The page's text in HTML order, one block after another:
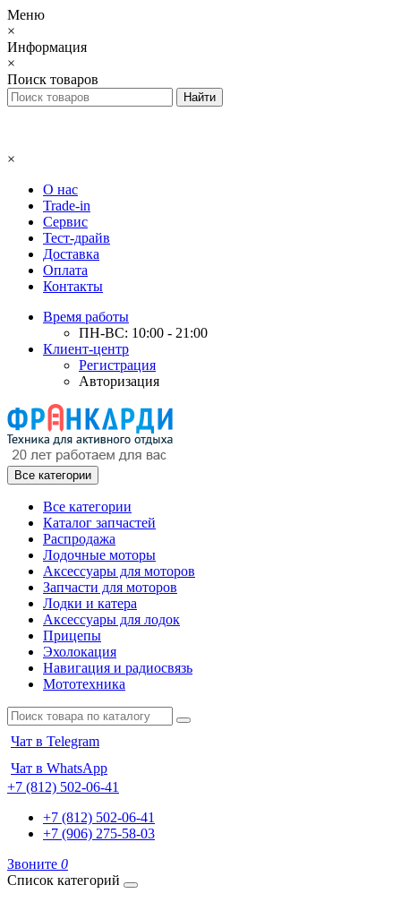
Меню
×
Информация
×
Поиск товаров
×
О нас
Trade-in
Сервис
Тест-драйв
Доставка
Оплата
Контакты
Время работы
ПН-ВС: 10:00 - 21:00
Клиент-центр
Регистрация
Авторизация
Все категории
Все категории
Каталог запчастей
Распродажа
Лодочные моторы
Аксессуары для моторов
Запчасти для моторов
Лодки и катера
Аксессуары для лодок
Прицепы
Эхолокация
Навигация и радиосвязь
Мототехника
Чат в Telegram
Чат в WhatsApp
+7 (812) 502-06-41
+7 (812) 502-06-41
+7 (906) 275-58-03
Звоните 0
Список категорий